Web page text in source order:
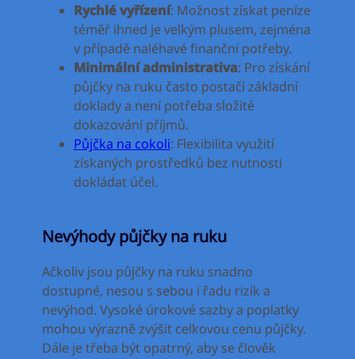
Rychlé vyřízení: Možnost získat peníze
téměř ihned je velkým plusem, zejména
v případě naléhavé finanční potřeby.
Minimální administrativa: Pro získání
půjčky na ruku často postačí základní
doklady a není potřeba složité
dokazování příjmů.
Půjčka na cokoli: Flexibilita využití
získaných prostředků bez nutnosti
dokládat účel.
Nevýhody půjčky na ruku
Ačkoliv jsou půjčky na ruku snadno
dostupné, nesou s sebou i řadu rizik a
nevýhod. Vysoké úrokové sazby a poplatky
mohou výrazně zvýšit celkovou cenu půjčky.
Dále je třeba být opatrný, aby se člověk